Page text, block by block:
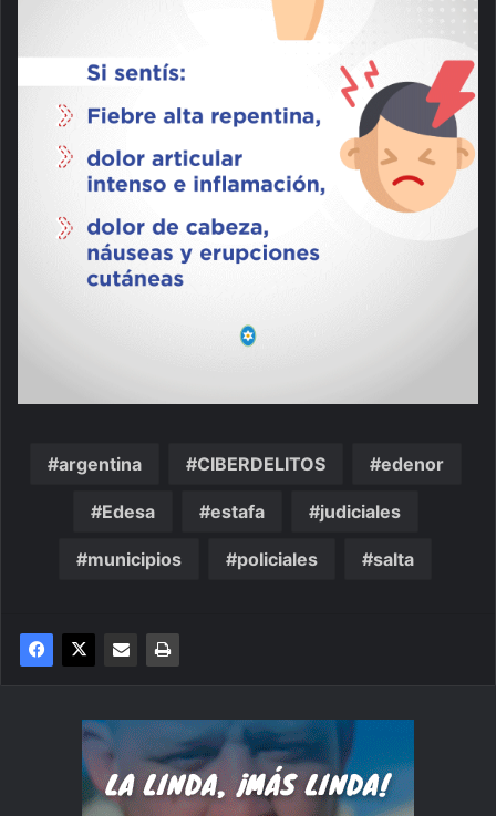
argentina CIBERDELITOS edenor
Edesa estafa judiciales
municipios policiales salta